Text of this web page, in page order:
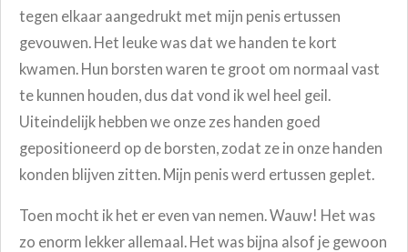
tegen elkaar aangedrukt met mijn penis ertussen
gevouwen. Het leuke was dat we handen te kort
kwamen. Hun borsten waren te groot om normaal vast
te kunnen houden, dus dat vond ik wel heel geil.
Uiteindelijk hebben we onze zes handen goed
gepositioneerd op de borsten, zodat ze in onze handen
konden blijven zitten. Mijn penis werd ertussen geplet.
Toen mocht ik het er even van nemen. Wauw! Het was
zo enorm lekker allemaal. Het was bijna alsof je gewoon